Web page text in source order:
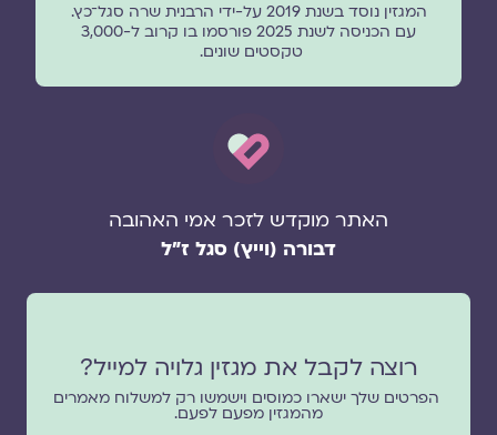
המגזין נוסד בשנת 2019 על-ידי הרבנית שרה סגל־כץ.
עם הכניסה לשנת 2025 פורסמו בו קרוב ל-3,000
טקסטים שונים.
האתר מוקדש לזכר אמי האהובה
דבורה (וייץ) סגל ז"ל
רוצה לקבל את מגזין גלויה למייל?
הפרטים שלך ישארו כמוסים וישמשו רק למשלוח מאמרים
מהמגזין מפעם לפעם.